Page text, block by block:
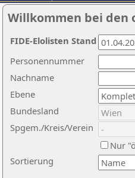
Willkommen bei den
Nachname
Ebene
Sortierung
Personennummer
Bundesland
Spgem./Kreis/Verein
Nur
FIDE-Elolisten Stand